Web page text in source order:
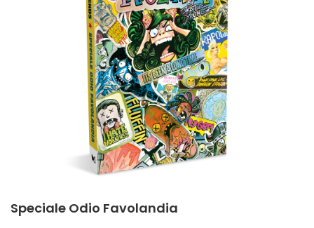
Speciale Odio Favolandia